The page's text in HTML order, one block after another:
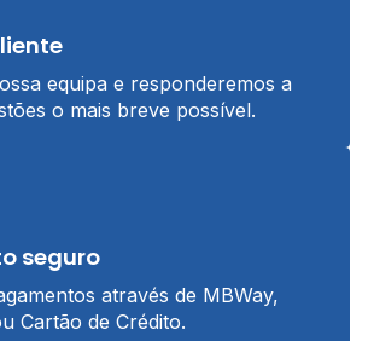
equipa e responderemos a
o mais breve possível.
seguro
através de MBWay,
Cartão de Crédito.